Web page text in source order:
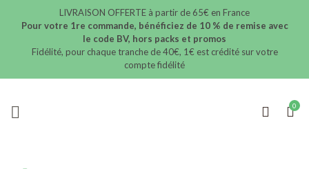
LIVRAISON OFFERTE à partir de 65€ en France
Pour votre 1re commande, bénéficiez de 10 % de remise avec
le code BV, hors packs et promos
Fidélité, pour chaque tranche de 40€, 1€ est crédité sur votre
compte fidélité